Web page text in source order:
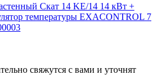
Скат 14 KE/14 14 кВт +
температуры EXACONTROL 7
свяжутся с вами и уточнят